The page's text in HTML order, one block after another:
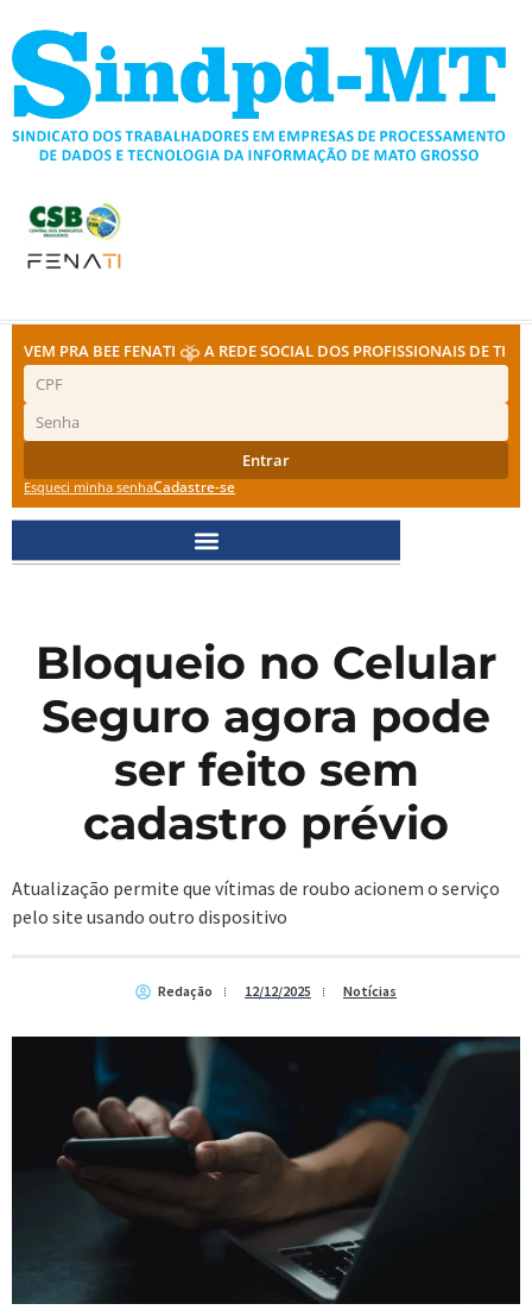
para
conteúdo
VEM PRA BEE FENATI A REDE SOCIAL DOS PROFISSIONAIS DE TI
Entrar
Esqueci minha senhaCadastre-se
Bloqueio no Celular
Seguro agora pode
ser feito sem
cadastro prévio
Atualização permite que vítimas de roubo acionem o serviço
pelo site usando outro dispositivo
Redação 12/12/2025 Notícias